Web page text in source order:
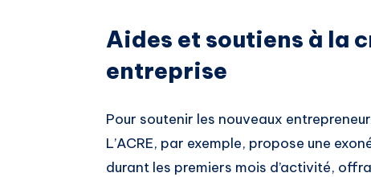
Aides et soutiens à la
entreprise
Pour soutenir les nouveaux
L’ACRE, par exemple, propose une
durant les premiers mois d’activité,